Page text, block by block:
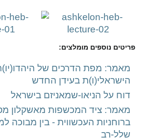
פריטים נוספים מומלצים:
מאמר: מפת הדרכים של
הישראלי(ו)ת בעידן החדש
דוח על הניאו-שמאניזם בישראל
מאמר: ציד המכשפות מאשקלון
ברוחניות העכשווית - בין מבוכה
שלל-רב